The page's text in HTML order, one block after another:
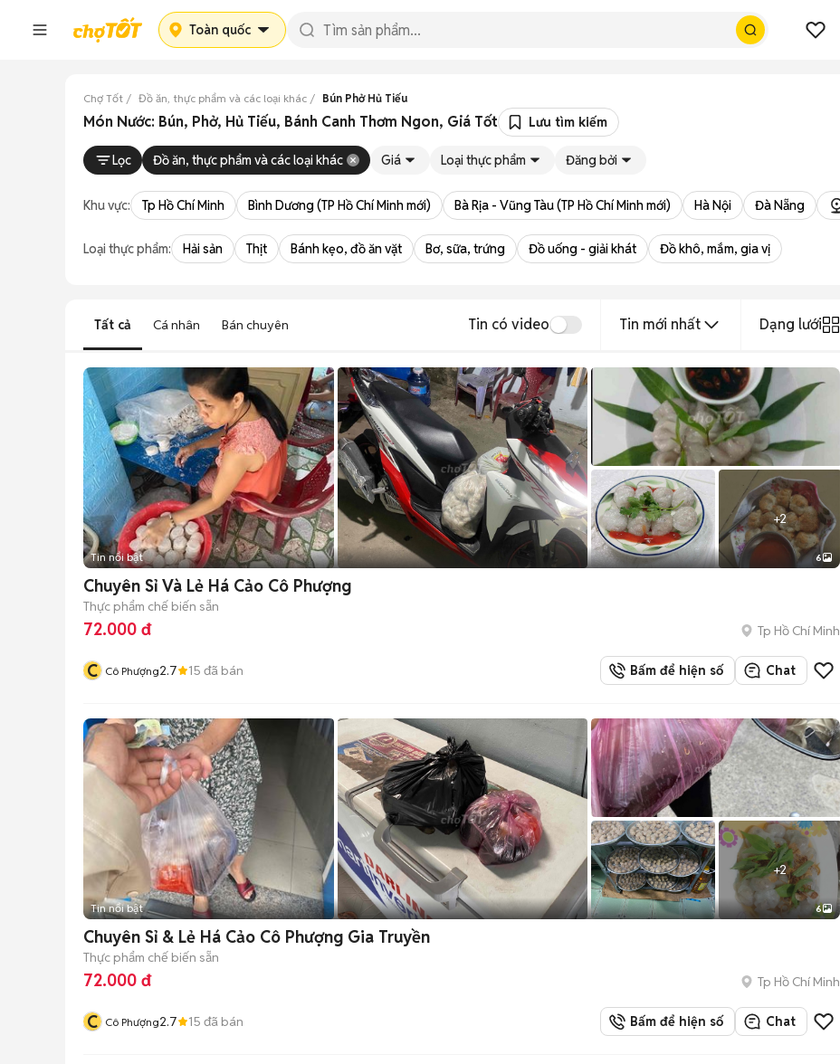
Toàn quốc
Chợ Tốt Đồ ăn, thực phẩm và các loại khác Bún Phở Hủ Tiếu
Món Nước: Bún, Phở, Hủ Tiếu, Bánh Canh Thơm Ngon, Giá Tốt Lưu tìm kiếm
Lọc Đồ ăn, thực phẩm và các loại khác Giá Loại thực phẩm Đăng bởi
Khu vực: Tp Hồ Chí Minh Bình Dương (TP Hồ Chí Minh mới) Bà Rịa - Vũng Tàu (TP Hồ Chí Minh mới) Hà Nội Đà Nẵng
Loại thực phẩm: Hải sản Thịt Bánh kẹo, đồ ăn vặt Bơ, sữa, trứng Đồ uống - giải khát Đồ khô, mắm, gia vị
Tất cả Cá nhân Bán chuyên Tin có video Tin mới nhất Dạng lưới
+2
Tin nổi bật 6
Chuyên Sỉ Và Lẻ Há Cảo Cô Phượng
Thực phẩm chế biến sẵn
72.000 đ Tp Hồ Chí Minh
C Cô Phượng2.7 15 đã bán Bấm để hiện số Chat
+2
Tin nổi bật 6
Chuyên Sỉ & Lẻ Há Cảo Cô Phượng Gia Truyền
Thực phẩm chế biến sẵn
72.000 đ Tp Hồ Chí Minh
C Cô Phượng2.7 15 đã bán Bấm để hiện số Chat